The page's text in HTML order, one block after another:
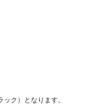
ク）となります。